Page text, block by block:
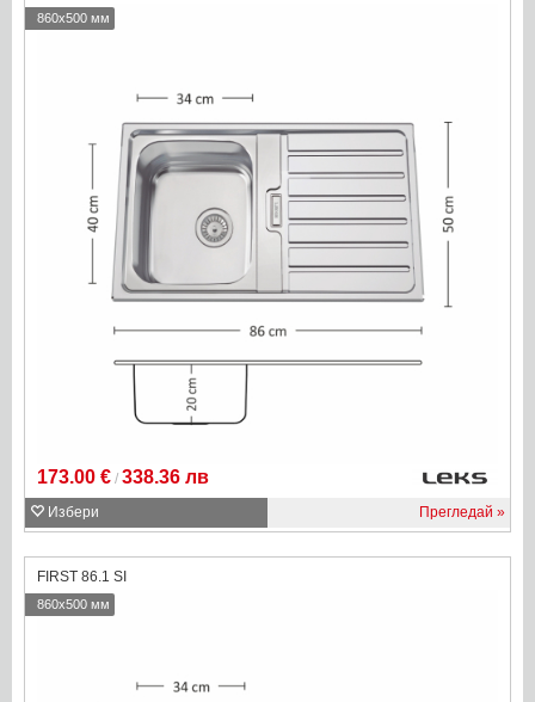
173.00 € / 338.36 лв
Избери Прегледай
860x500 мм
FIRST 86.1 SI
860x500 мм